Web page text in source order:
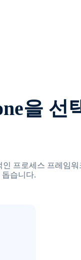
을 선
프로세스 프레임워
습니다.